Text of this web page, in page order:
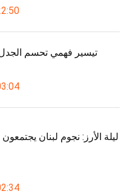
تيسير فهمي تحسم
ليلة الأرز: نجوم لبنان